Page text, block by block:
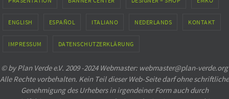
ENGLISH ESPAÑOL ITALIANO NEDERLANDS KONTAKT
IMPRESSUM DATENSCHUTZERKLÄRUNG
© by Plan Verde e.V. 2009 -2024 Webmaster: webmaster@plan-verde.org
Alle Rechte vorbehalten. Kein Teil dieser Web-Seite darf ohne schriftliche
Genehmigung des Urhebers in irgendeiner Form auch durch